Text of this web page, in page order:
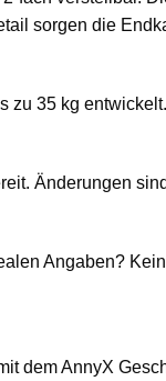
sorgen die
zu 35 kg entwickelt.
Änderungen
Angaben?
dem AnnyX